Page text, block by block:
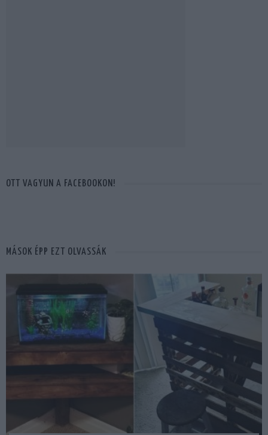
OTT VAGYUN A FACEBOOKON!
MÁSOK ÉPP EZT OLVASSÁK